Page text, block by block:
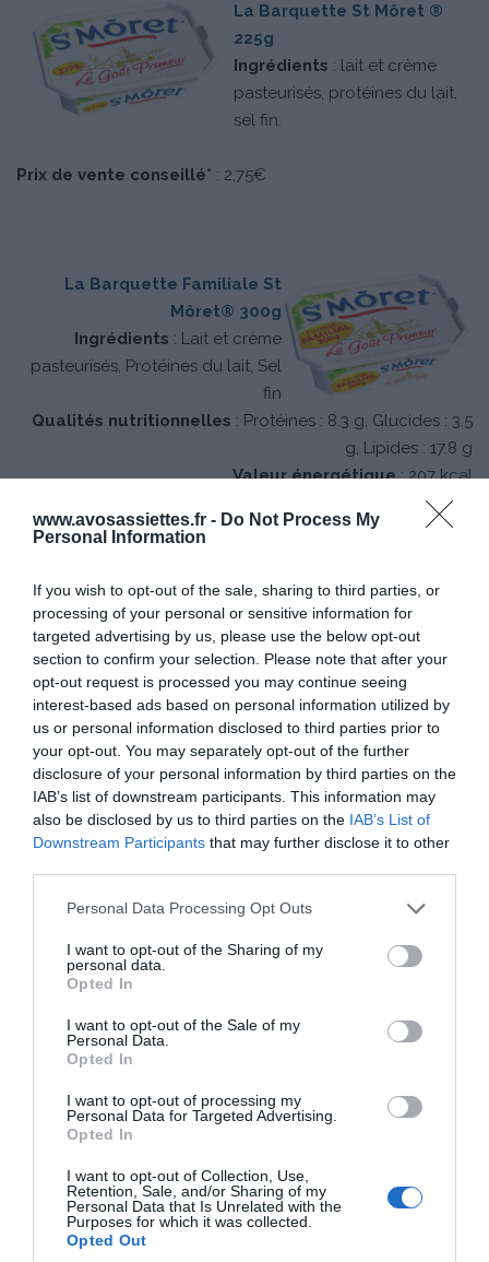
www.avosassiettes.fr - Do Not Process My
Personal Information
If you wish to opt-out of the sale, sharing to third parties, or
processing of your personal or sensitive information for
targeted advertising by us, please use the below opt-out
section to confirm your selection. Please note that after your
opt-out request is processed you may continue seeing
interest-based ads based on personal information utilized by
us or personal information disclosed to third parties prior to
your opt-out. You may separately opt-out of the further
disclosure of your personal information by third parties on the
IAB’s list of downstream participants. This information may
also be disclosed by us to third parties on the IAB’s List of
Downstream Participants that may further disclose it to other
Please note that this website/app uses one or more Google
not limited to your visit or usage behaviour. You may click to
grant or deny consent to Google and its third-party tags to
use your data for below specified purposes in below Google
consent section.
Personal Data Processing Opt Outs
I want to opt-out of the Sharing of my
personal data.
Opted In
I want to opt-out of the Sale of my
Personal Data.
Opted In
I want to opt-out of processing my
Personal Data for Targeted Advertising.
Opted In
I want to opt-out of Collection, Use,
Retention, Sale, and/or Sharing of my
Personal Data that Is Unrelated with the
Purposes for which it was collected.
Opted Out
La Barquette St Môret ®
225g
Ingrédients : lait et crème
pasteurisés, protéines du lait,
sel fin.
Prix de vente conseillé* : 2,75€
La Barquette Familiale St
Môret® 300g
Ingrédients : Lait et crème
pasteurisés, Protéines du lait, Sel
fin
Qualités nutritionnelles : Protéines : 8.3 g, Glucides : 3.5
g, Lipides : 17.8 g
Valeur énergétique: 207 kcal
Prix de vente conseillé* : 3.00€
La Barquette St Môret®
400g
Ingrédients
: lait et crème
pasteurisés, protéines du lait,
sel.
Prix de vente conseillé*: 3,85€
Les Portions St Môret®
: Lait et crème
pasteurisés, Protéines du lait, Sel
Qualités nutritionnelles:
Protéines : 8.3 g, Glucides : 3 g,
Valeur énergétique : 207 kcal